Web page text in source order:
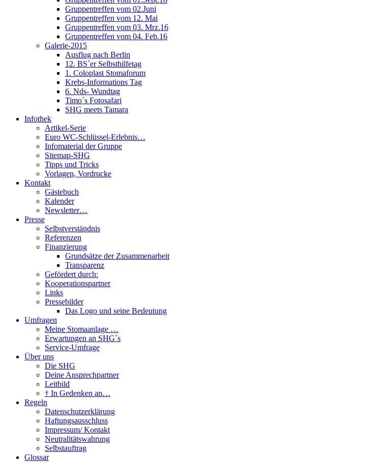
Gruppentreffen vom 02.Juni
Gruppentreffen vom 12. Mai
Gruppentreffen vom 03. Mrz.16
Gruppentreffen vom 04. Feb.16
Galerie-2015
Ausflug nach Berlin
12. BS´er Selbsthilfetag
1. Coloplast Stomaforum
Krebs-Informations Tag
6. Nds- Wundtag
Timo´s Fotosafari
SHG meets Tamara
Infothek
Artikel-Serie
Euro WC-Schlüssel-Erlebnis…
Infomaterial der Gruppe
Sitemap-SHG
Tipps und Tricks
Vorlagen, Vordrucke
Kontakt
Gästebuch
Kalender
Newsletter…
Presse
Selbstverständnis
Referenzen
Finanzierung
Grundsätze der Zusammenarbeit
Transparenz
Gefördert durch:
Kooperationspartner
Links
Pressebilder
Das Logo und seine Bedeutung
Umfragen
Meine Stomaanlage …
Erwartungen an SHG´s
Service-Umfrage
Über uns
Die SHG
Deine Ansprechpartner
Leitbild
† In Gedenken an…
Regeln
Datenschutzerklärung
Haftungsausschluss
Impressum/ Kontakt
Neutralitätswahrung
Selbstauftrag
Glossar